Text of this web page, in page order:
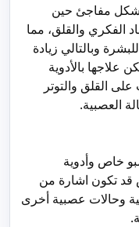
مفاجئ حين
الفكري والقلق، مما
وبالتالي زيادة
علاجها بالأدوية
القلق والتوتر
العصبية.
خاص وأدوية
قد تكون اشارة من
وحالات عصبية أخرى